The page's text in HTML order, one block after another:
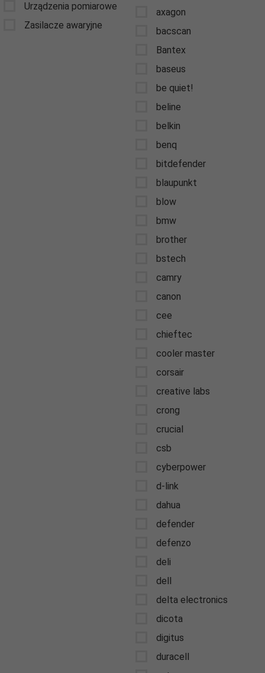
Urządzenia pomiarowe
Zasilacze awaryjne
axagon
bacscan
Bantex
baseus
be quiet!
beline
belkin
benq
bitdefender
blaupunkt
blow
bmw
brother
bstech
camry
canon
cee
chieftec
cooler master
corsair
creative labs
crong
crucial
csb
cyberpower
d-link
dahua
defender
defenzo
deli
dell
delta electronics
dicota
digitus
duracell